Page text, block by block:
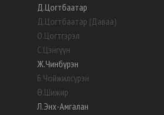
Д.Цогтбаатар
Д.Цогтбаатар (Даваа)
О.Цогтгэрэл
С.Цэнгүүн
Ж.Чинбүрэн
Б.Чойжилсүрэн
Ө.Шижир
Л.Энх-Амгалан